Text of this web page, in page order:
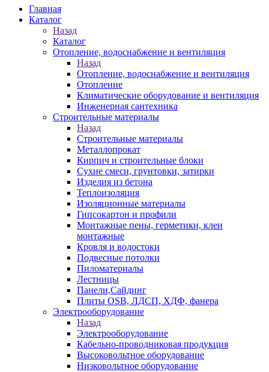
Главная
Каталог
Назад
Каталог
Отопление, водоснабжение и вентиляция
Назад
Отопление, водоснабжение и вентиляция
Отопление
Климатические оборудование и вентиляция
Инженерная сантехника
Строительные материалы
Назад
Строительные материалы
Металлопрокат
Кирпич и строительные блоки
Сухие смеси, грунтовки, затирки
Изделия из бетона
Теплоизоляция
Изоляционные материалы
Гипсокартон и профили
Монтажные пены, герметики, клеи
монтажные
Кровля и водостоки
Подвесные потолки
Пиломатериалы
Лестницы
Панели,Сайдинг
Плиты OSB, ЛДСП, ХДФ, фанера
Электрооборудование
Назад
Электрооборудование
Кабельно-проводниковая продукция
Высоковольтное оборудование
Низковольтное оборудование